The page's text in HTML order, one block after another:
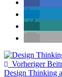
Vorheriger
Design Thinking